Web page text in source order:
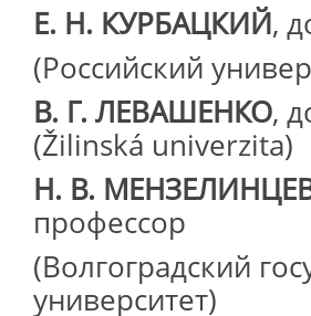
Е. Н. КУРБАЦКИЙ,
(Российский
В. Г. ЛЕВАШЕНКО,
(Žilinská univerzita)
Н. В.
профессор
(Волгоградский
университет)